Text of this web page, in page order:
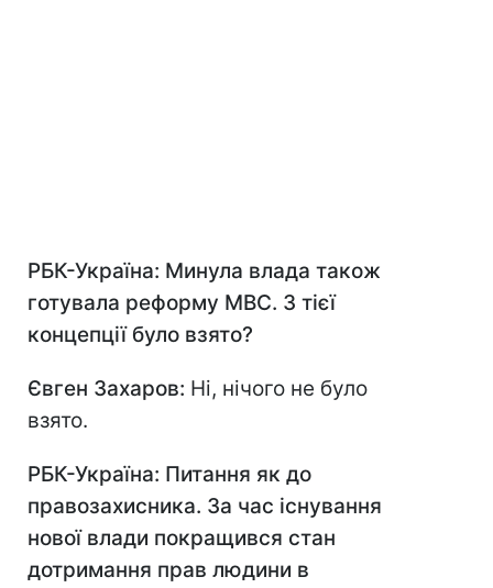
РБК-Україна: Минула влада також
готувала реформу МВС. З тієї
концепції було взято?
Євген Захаров: Ні, нічого не було
взято.
РБК-Україна: Питання як до
правозахисника. За час існування
нової влади покращився стан
дотримання прав людини в